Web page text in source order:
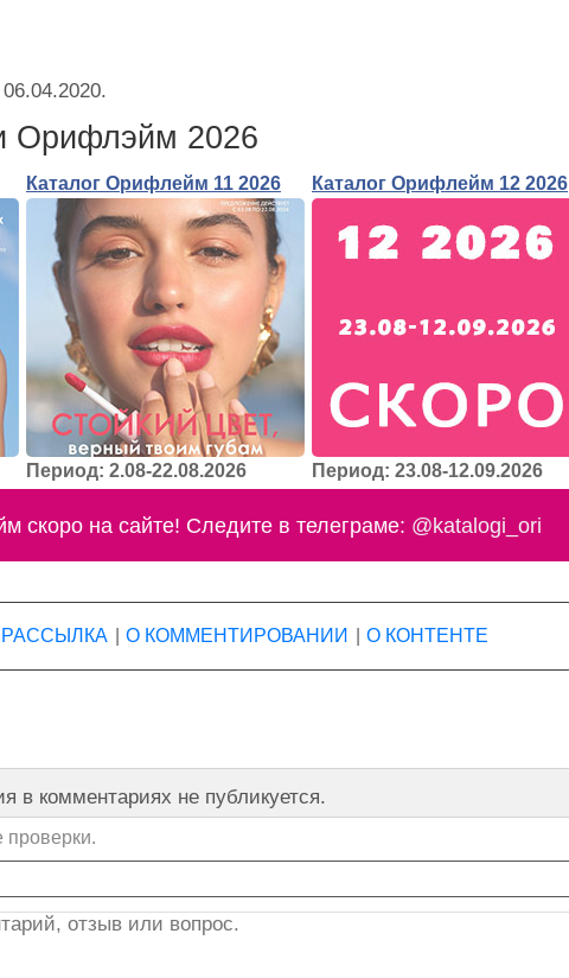
Орифлэйм 2026
Каталог Орифлейм 11 2026
Период: 2.08-22.08.2026
Каталог Орифлейм 12 2026
Период: 23.08-12.09.2026
скоро на сайте! Следите в телеграме: @katalogi_ori
РАССЫЛКА О КОММЕНТИРОВАНИИ О КОНТЕНТЕ
в комментариях не публикуется.
проверки.